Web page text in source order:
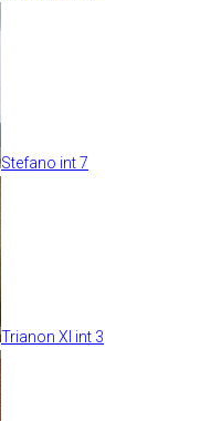
Stefano int 7
Trianon XI int 3